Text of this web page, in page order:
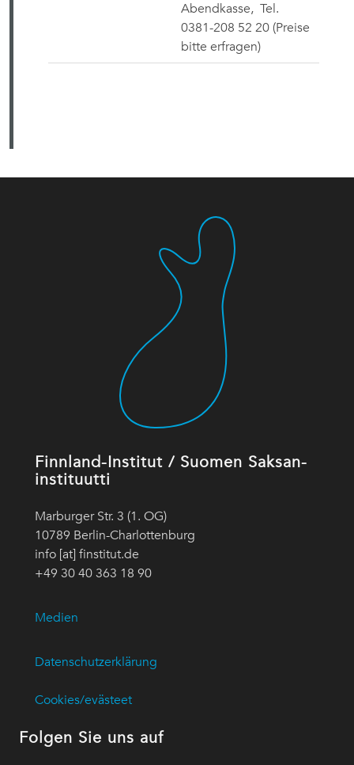
Abendkasse, Tel.
0381-208 52 20 (Preise
bitte erfragen)
Finnland-Institut / Suomen Saksan-
instituutti
Marburger Str. 3 (1. OG)
10789 Berlin-Charlottenburg
info [at] finstitut.de
+49 30 40 363 18 90
Medien
Datenschutzerklärung
Cookies/evästeet
Folgen Sie uns auf